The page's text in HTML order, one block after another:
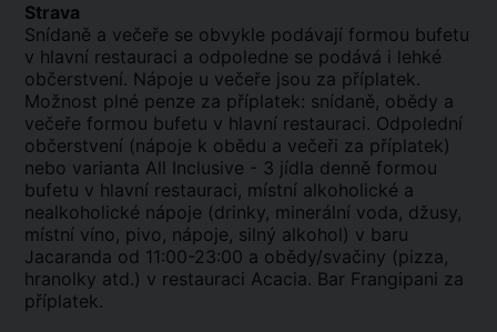
Strava
Snídaně a večeře se obvykle podávají formou bufetu
v hlavní restauraci a odpoledne se podává i lehké
občerstvení. Nápoje u večeře jsou za příplatek.
Možnost plné penze za příplatek: snídaně, obědy a
večeře formou bufetu v hlavní restauraci. Odpolední
občerstvení (nápoje k obědu a večeři za příplatek)
nebo varianta All Inclusive - 3 jídla denně formou
bufetu v hlavní restauraci, místní alkoholické a
nealkoholické nápoje (drinky, minerální voda, džusy,
místní víno, pivo, nápoje, silný alkohol) v baru
Jacaranda od 11:00-23:00 a obědy/svačiny (pizza,
hranolky atd.) v restauraci Acacia. Bar Frangipani za
příplatek.